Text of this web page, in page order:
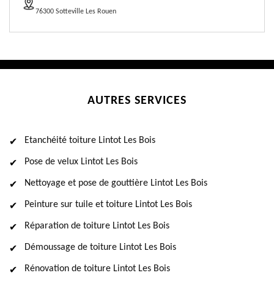
76300 Sotteville Les Rouen
AUTRES SERVICES
Etanchéité toiture Lintot Les Bois
Pose de velux Lintot Les Bois
Nettoyage et pose de gouttière Lintot Les Bois
Peinture sur tuile et toiture Lintot Les Bois
Réparation de toiture Lintot Les Bois
Démoussage de toiture Lintot Les Bois
Rénovation de toiture Lintot Les Bois